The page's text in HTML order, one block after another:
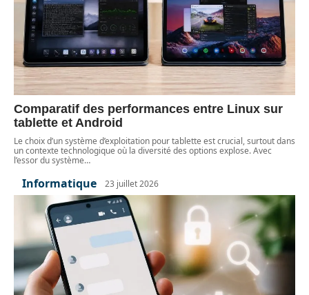
Comparatif des performances entre Linux sur
tablette et Android
Le choix d’un système d’exploitation pour tablette est crucial, surtout dans
un contexte technologique où la diversité des options explose. Avec
l’essor du système…
Informatique 23 juillet 2026